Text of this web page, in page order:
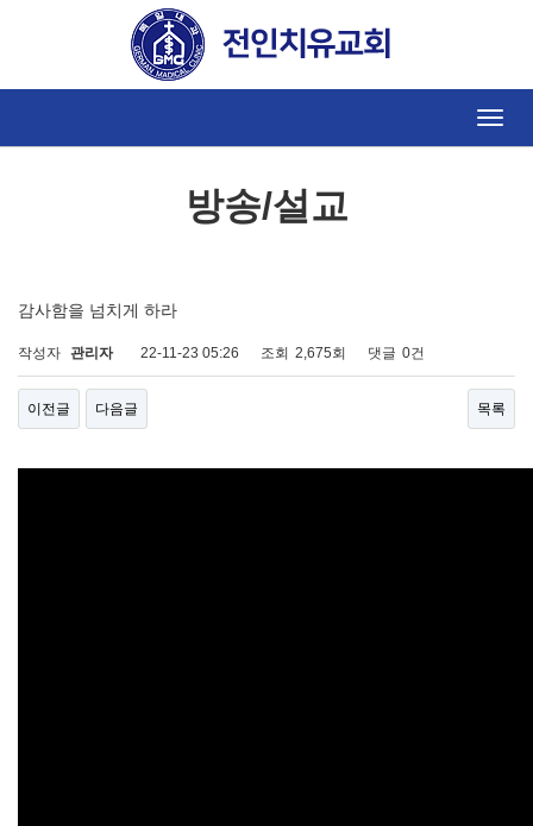
Toggle
방송/설교
감사함을 넘치게 하라
작성자 관리자 22-11-23 05:26 조회 2,675회 댓글 0건
이전글 다음글 목록